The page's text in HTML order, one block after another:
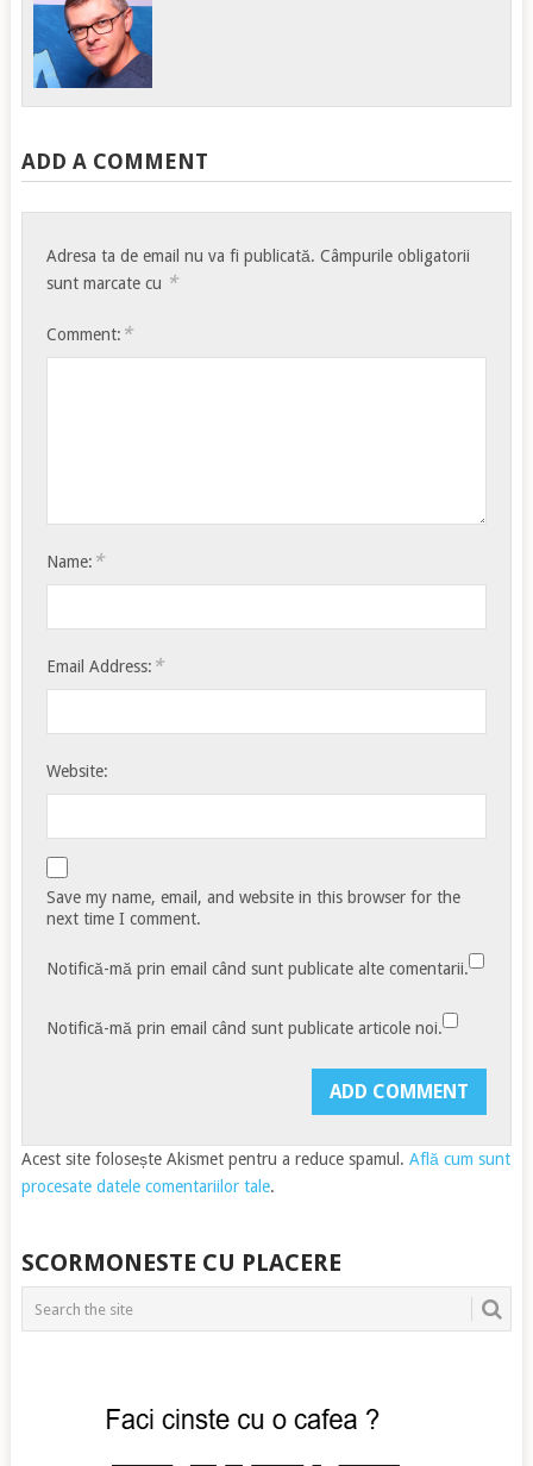
ADD A COMMENT
Adresa ta de email nu va fi publicată. Câmpurile obligatorii
sunt marcate cu *
Comment: *
Name: *
Email Address: *
Website:
Save my name, email, and website in this browser for the
next time I comment.
Notifică-mă prin email când sunt publicate alte comentarii.
Notifică-mă prin email când sunt publicate articole noi.
Acest site folosește Akismet pentru a reduce spamul. Află cum sunt
procesate datele comentariilor tale.
SCORMONESTE CU PLACERE